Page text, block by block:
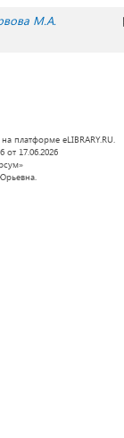
М.А.
платформе eLIBRARY.RU.
17.06.2026